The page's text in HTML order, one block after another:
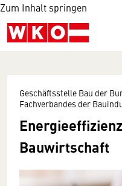
Zum Inhalt springen
Geschäftsstelle Bau der
Fachverbandes der
Bauwirtschaft